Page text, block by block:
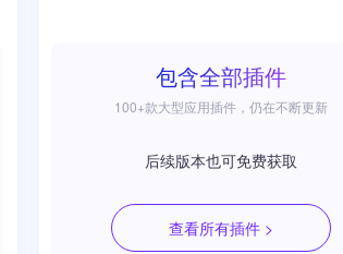
包含全部插件
100+款大型应用插件，仍在不断更新
后续版本也可免费获取
查看所有插件 >